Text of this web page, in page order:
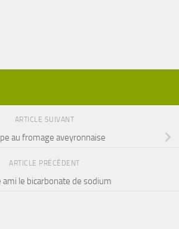
ARTICLE SUIVANT
au fromage aveyronnaise
ARTICLE PRÉCÉDENT
ami le bicarbonate de sodium